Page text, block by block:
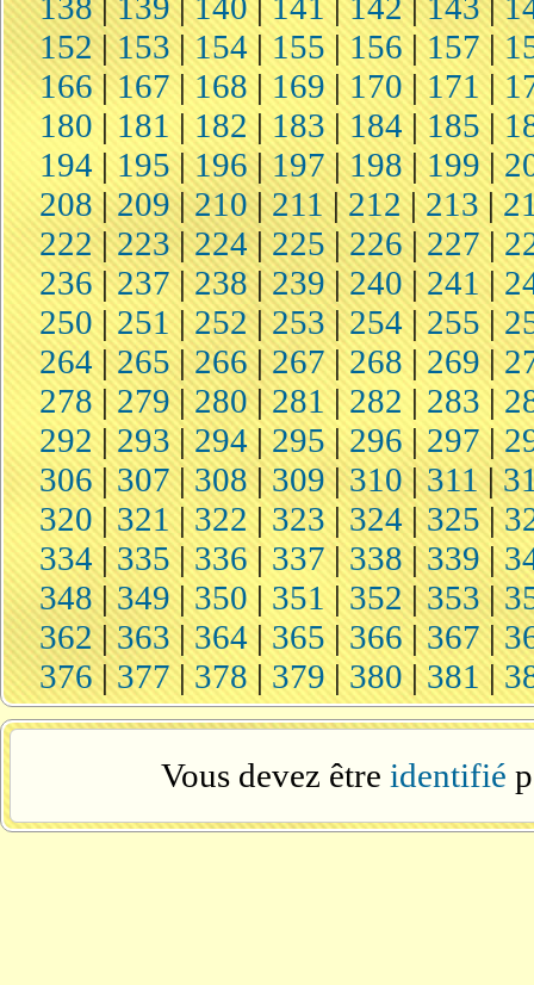
152|153|154 |155 |156 |157|
166|167 | 168 | 169 | 170 |171 |
180 | 181 | 182 | 183 | 184 |185|
194 | 195 |196|197|198|199 |
208|209|210|211|212|213|
222|223|224|225|226|227|
236|237|238|239|240|241|
250| 251|252|253|254| 255|
264|265|266|267 |268 |269|
278 |279|280|281 | 282 | 283 |
292|293| 294|295|296|297|
306 |307|308|309|310|311|
320|321| 322 |323 | 324| 325|
334|335 |336| 337|338 |339 |
348|349|350 | 351 |352|353|
362|363|364 |365 |366|367|
376|377 | 378 | 379 | 380| 381 |
Vous devez être identifié